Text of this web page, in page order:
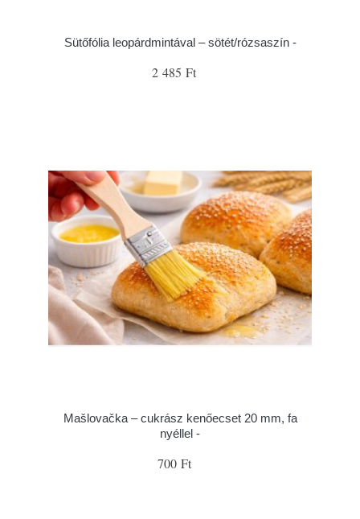
Sütőfólia leopárdmintával – sötét/rózsaszín -
2 485 Ft
Mašlovačka – cukrász kenőecset 20 mm, fa
nyéllel -
700 Ft